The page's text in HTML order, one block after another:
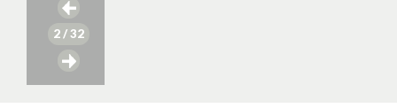
2/ 32